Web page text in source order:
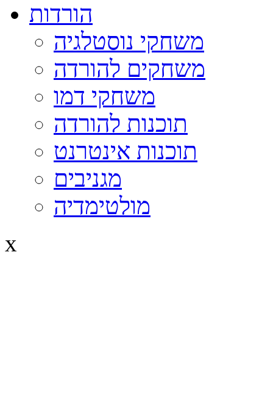
הורדות
משחקי נוסטלגיה
משחקים להורדה
משחקי דמו
תוכנות להורדה
תוכנות אינטרנט
מגניבים
מולטימדיה
x